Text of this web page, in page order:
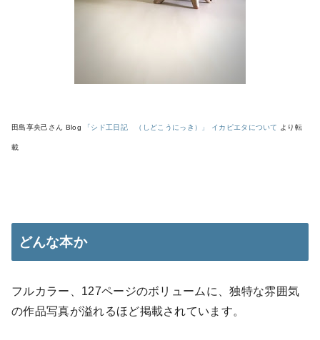
田島享央己さん Blog 「シド工日記 （しどこうにっき）」 イカピエタについて より転
載
どんな本か
フルカラー、127ページのボリュームに、独特な雰囲気
の作品写真が溢れるほど掲載されています。